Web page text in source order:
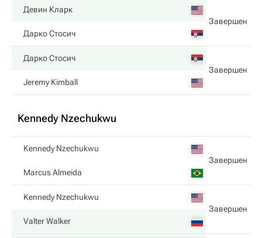
Девин Кларк
Завершен
Дарко Стосич
Дарко Стосич
Завершен
Jeremy Kimball
Kennedy Nzechukwu
Kennedy Nzechukwu
Завершен
Marcus Almeida
Kennedy Nzechukwu
Завершен
Valter Walker